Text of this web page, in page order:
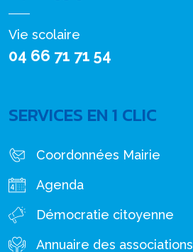
Vie scolaire
04 66 71 71 54
SERVICES EN 1 CLIC
Coordonnées Mairie
Agenda
Démocratie citoyenne
Annuaire des associations